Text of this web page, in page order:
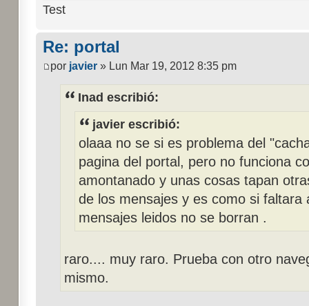
Test
Re: portal
por javier» Lun Mar 19, 2012 8:35 pm
Inad escribió:
javier escribió:
olaaa no se si es problema del
pagina del portal, pero no funciona
amontanado y unas cosas tapan
de los mensajes y es como si faltara
mensajes leidos no se borran .
raro.... muy raro. Prueba con otro
mismo.